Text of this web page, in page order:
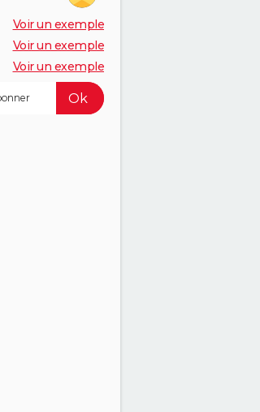
Voir un exemple
Voir un exemple
Voir un exemple